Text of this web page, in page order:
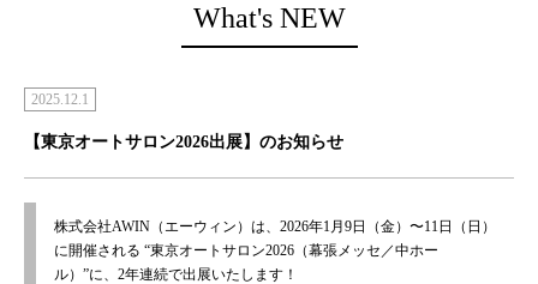
What's NEW
2025.12.1
【東京オートサロン2026出展】のお知らせ
株式会社AWIN（エーウィン）は、2026年1月9日（金）〜11日（日）
に開催される “東京オートサロン2026（幕張メッセ／中ホー
ル）”に、2年連続で出展いたします！